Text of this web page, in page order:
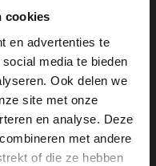
cookies
en advertenties te
media te bieden
Ook delen we
site met onze
en analyse. Deze
met andere
of die ze hebben
24
80